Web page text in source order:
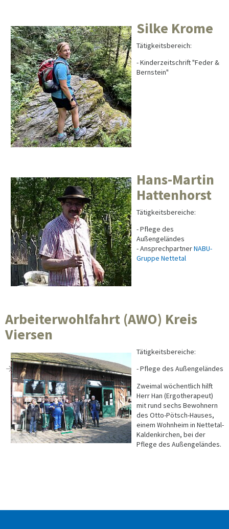
Silke Krome
Tätigkeitsbereich:
- Kinderzeitschrift "Feder &
Bernstein"
Hans-Martin
Hattenhorst
Tätigkeitsbereiche:
- Pflege des
Außengeländes
- AnsprechpartnerNABU-
Gruppe Nettetal
Arbeiterwohlfahrt (AWO) Kreis
Viersen
Tätigkeitsbereiche:
- Pflege des Außengeländes
Zweimal wöchentlich hilft
Herr Han (Ergotherapeut)
mit rund sechs Bewohnern
des Otto-Pötsch-Hauses,
einem Wohnheim in Nettetal-
Kaldenkirchen, bei der
Pflege des Außengeländes.